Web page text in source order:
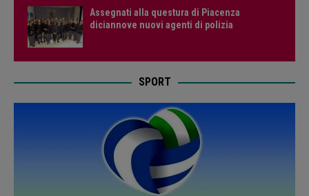
Assegnati alla questura di Piacenza
diciannove nuovi agenti di polizia
SPORT